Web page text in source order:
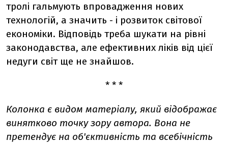
тролі гальмують впровадження нових
технологій, а значить - і розвиток світової
економіки. Відповідь треба шукати на рівні
законодавства, але ефективних ліків від цієї
недуги світ ще не знайшов.
* * *
Колонка є видом матеріалу, який відображає
винятково точку зору автора. Вона не
претендує на об'єктивність та всебічність